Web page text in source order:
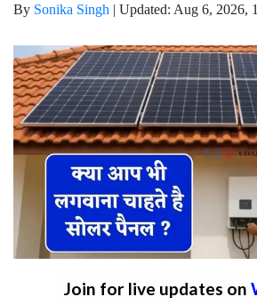
By Sonika Singh | Updated: Aug 6, 2026,
Join for live updates on